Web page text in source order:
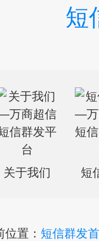
关于我们 短
位置： 短信群发